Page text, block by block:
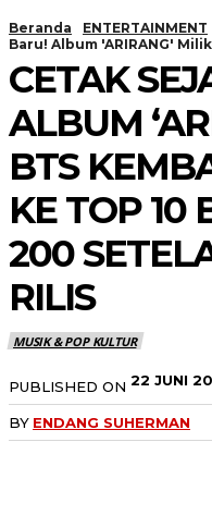
Beranda ENTERTAINMENT
Baru! Album 'ARIRANG'
CETAK
ALBUM
BTS
KE TOP 10
200
RILIS
MUSIK & POP KULTUR
PUBLISHED ON 22 JUNI
BY ENDANG SUHERMAN